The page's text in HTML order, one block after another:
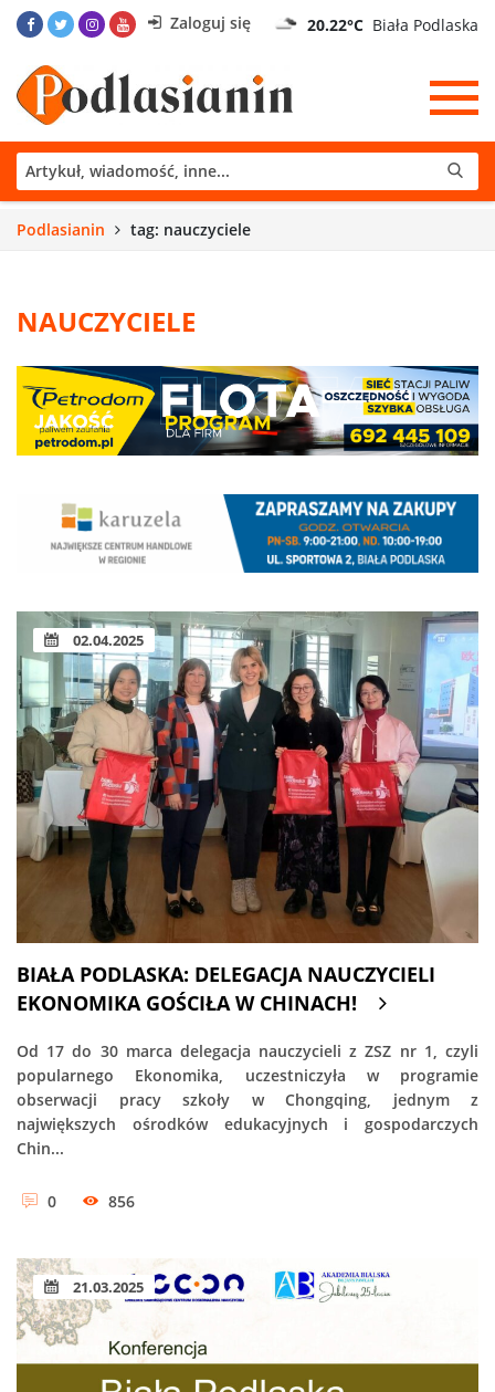
Zaloguj się 20.22°C Biała Podlaska
Podlasianin tag: nauczyciele
NAUCZYCIELE
02.04.2025
BIAŁA PODLASKA: DELEGACJA NAUCZYCIELI
EKONOMIKA GOŚCIŁA W CHINACH!
Od 17 do 30 marca delegacja nauczycieli z ZSZ nr 1, czyli
popularnego Ekonomika, uczestniczyła w programie
obserwacji pracy szkoły w Chongqing, jednym z
największych ośrodków edukacyjnych i gospodarczych
Chin...
0 856
21.03.2025